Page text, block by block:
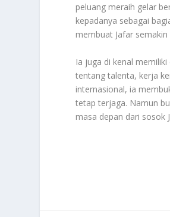
peluang meraih gelar
kepadanya sebagai
membuat Jafar
Ia juga di kenal
tentang talenta, kerja
internasional, ia
tetap terjaga. Namun
masa depan dari sosok